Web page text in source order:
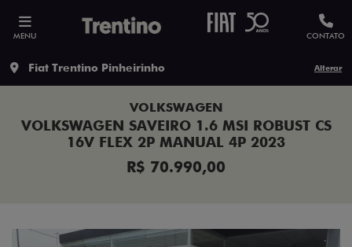
MENU CONTATO
Fiat Trentino Pinheirinho Alterar
VOLKSWAGEN
VOLKSWAGEN SAVEIRO 1.6 MSI ROBUST CS
16V FLEX 2P MANUAL 4P 2023
R$ 70.990,00